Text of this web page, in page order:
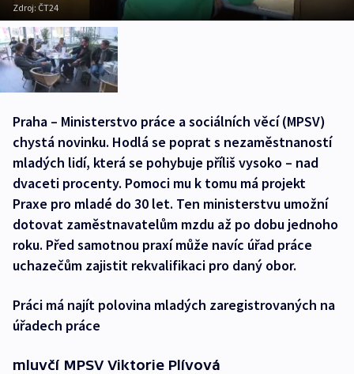
Zdroj: ČT24
Praha – Ministerstvo práce a sociálních věcí (MPSV)
chystá novinku. Hodlá se poprat s nezaměstnaností
mladých lidí, která se pohybuje příliš vysoko – nad
dvaceti procenty. Pomoci mu k tomu má projekt
Praxe pro mladé do 30 let. Ten ministerstvu umožní
dotovat zaměstnavatelům mzdu až po dobu jednoho
roku. Před samotnou praxí může navíc úřad práce
uchazečům zajistit rekvalifikaci pro daný obor.
Práci má najít polovina mladých zaregistrovaných na
úřadech práce
mluvčí MPSV Viktorie Plívová